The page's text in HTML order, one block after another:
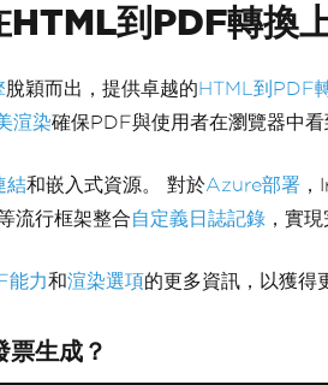
到PDF轉換
脫穎而出，提供卓越的HTML到PDF
渲染確保PDF與使用者在瀏覽器中看
結和嵌入式資源。 對於Azure部署
流行框架整合自定義日誌記錄 ，實
能力和渲染選項的更多資訊，以獲得
生成？